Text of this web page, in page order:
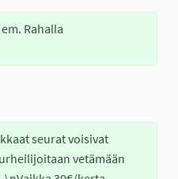
Rahalla
seurat voisivat
vetämään